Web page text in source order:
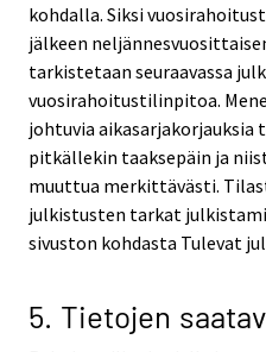
kohdalla. Siksi
jälkeen
tarkistetaan seuraavassa
vuosirahoitustilinpitoa.
johtuvia aikasarjakorjauksia
pitkällekin taaksepäin ja
muuttua merkittävästi.
julkistusten tarkat
sivuston kohdasta Tulevat
5. Tietojen